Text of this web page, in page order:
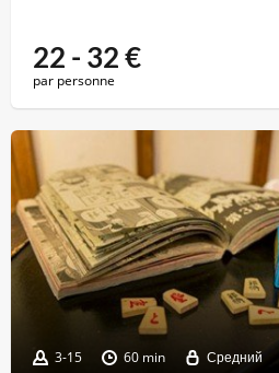
22 - 32€
par personne
3-15 60 min Средний